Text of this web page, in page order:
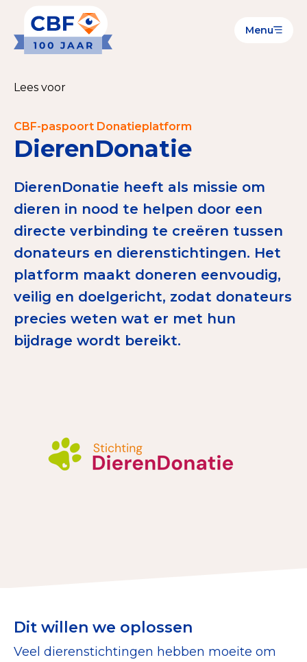
Menu
Goede Doelen
CBF-Erkenning aanvragen
Publiek
Veilig geven met het CBF-keurmerk
Check het CBF-keurmerk van een goed doel
Download de Geef Gerust Checklist
Tips bij doneren: zo geef je veilig
State of the Sector
Het Nederlandse Donateurspanel
Collecterooster/wervingrooster
Lees voor
CBF-paspoort Donatieplatform
DierenDonatie
DierenDonatie heeft als missie om
dieren in nood te helpen door een
directe verbinding te creëren tussen
donateurs en dierenstichtingen. Het
platform maakt doneren eenvoudig,
veilig en doelgericht, zodat donateurs
precies weten wat er met hun
bijdrage wordt bereikt.
Dit willen we oplossen
Veel dierenstichtingen hebben moeite om